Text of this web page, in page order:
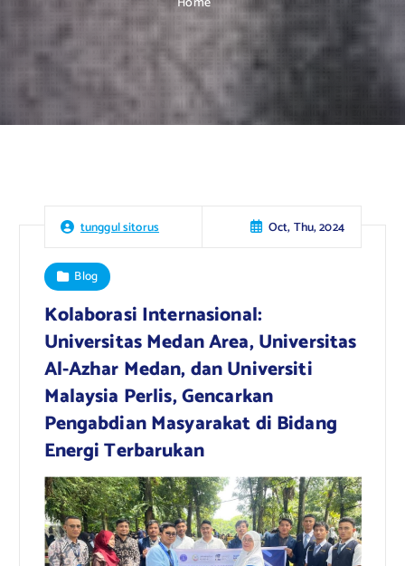
tunggul sitorus Oct, Thu, 2024
Blog
Kolaborasi Internasional:
Universitas Medan Area, Universitas
Al-Azhar Medan, dan Universiti
Malaysia Perlis, Gencarkan
Pengabdian Masyarakat di Bidang
Energi Terbarukan